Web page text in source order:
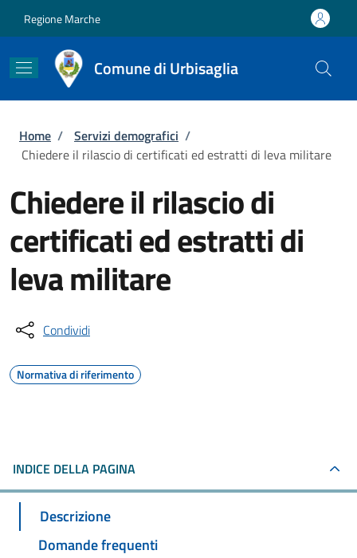
Regione Marche
Comune di Urbisaglia
Briciole di pane
Home / Servizi demografici /
Chiedere il rilascio di certificati ed estratti di leva militare
Chiedere il rilascio di
certificati ed estratti di
leva militare
Condividi
Normativa di riferimento
INDICE DELLA PAGINA
Descrizione
Domande frequenti